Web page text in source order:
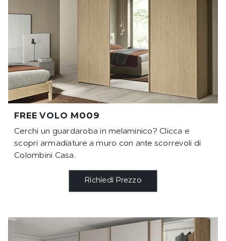
FREE VOLO M009
Cerchi un guardaroba in melaminico? Clicca e
scopri armadiature a muro con ante scorrevoli di
Colombini Casa.
Richiedi Prezzo